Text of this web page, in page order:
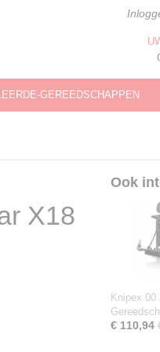
GEREEDSCHAPPEN
X18
Ook
Knipex 00
€ 110,94